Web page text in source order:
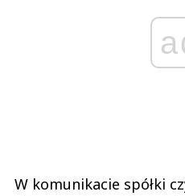
W komunikacie spółki